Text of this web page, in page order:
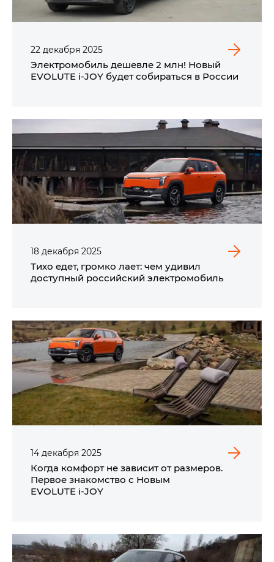
22 декабря 2025
Электромобиль дешевле 2 млн! Новый
EVOLUTE i‑JOY будет собираться в России
18 декабря 2025
Тихо едет, громко лает: чем удивил
доступный российский электромобиль
14 декабря 2025
Когда комфорт не зависит от размеров.
Первое знакомство с Новым
EVOLUTE i‑JOY